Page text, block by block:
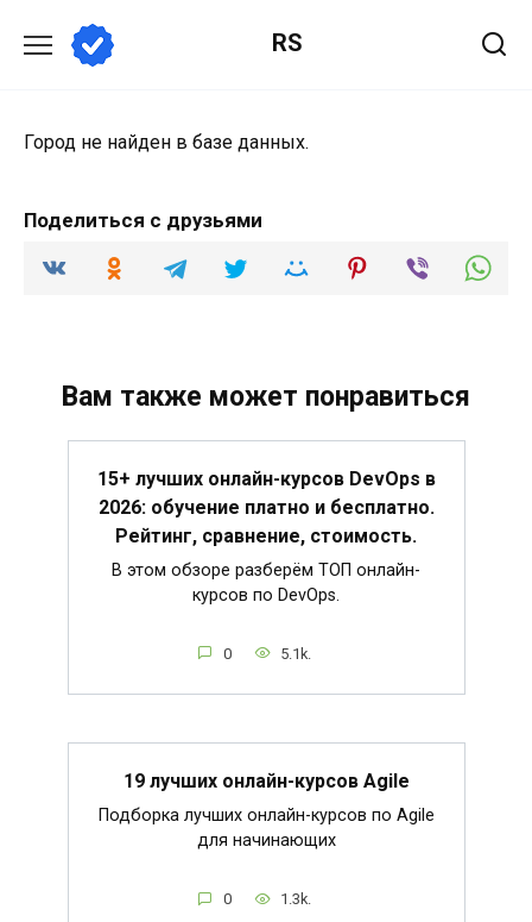
содержанию
RS
Город не найден в базе данных.
Поделиться с друзьями
Вам также может понравиться
15+ лучших онлайн-курсов DevOps в
2026: обучение платно и бесплатно.
Рейтинг, сравнение, стоимость.
В этом обзоре разберём ТОП онлайн-
курсов по DevOps.
0 5.1k.
19 лучших онлайн-курсов Agile
Подборка лучших онлайн-курсов по Agile
для начинающих
0 1.3k.